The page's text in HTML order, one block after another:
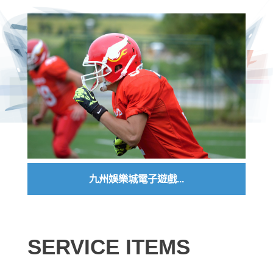
九州娛樂城電子遊戲...
SERVICE ITEMS